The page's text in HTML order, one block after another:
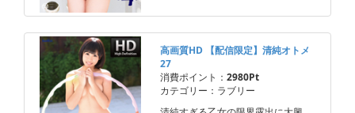
高画質HD 【配信限定】清純オトメ
27
消費ポイント： 2980Pt
カテゴリー：ラブリー